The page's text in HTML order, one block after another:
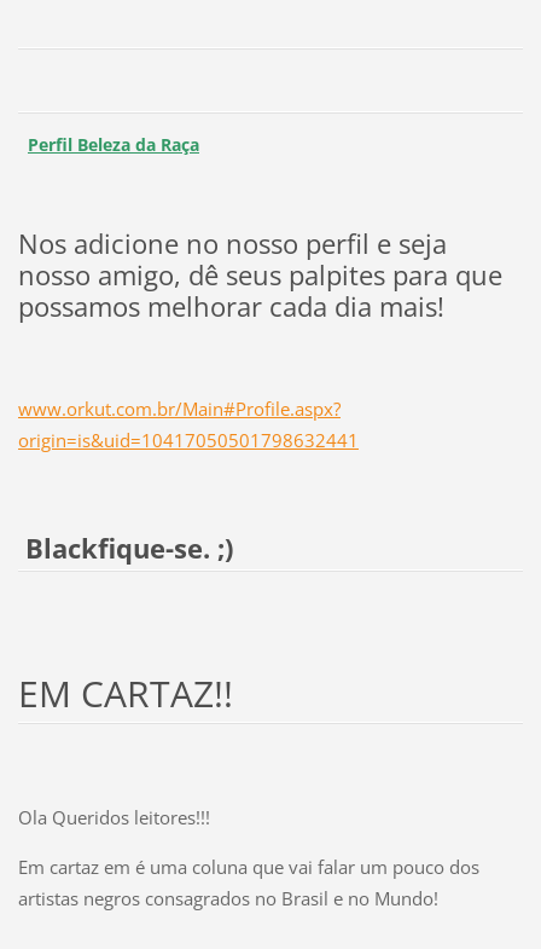
Perfil Beleza da Raça
Nos adicione no nosso perfil e seja
nosso amigo, dê seus palpites para que
possamos melhorar cada dia mais!
www.orkut.com.br/Main#Profile.aspx?
origin=is&uid=10417050501798632441
Blackfique-se. ;)
EM CARTAZ!!
Ola Queridos leitores!!!
Em cartaz em é uma coluna que vai falar um pouco dos
artistas negros consagrados no Brasil e no Mundo!